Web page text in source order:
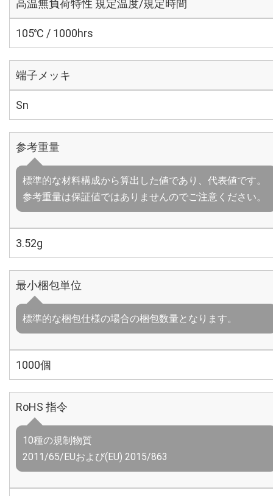
高温無負荷特性 規定温度/規定時間
105℃ / 1000hrs
端子メッキ
Sn
参考重量
標準的な材料構成から算出した値であり、代表値です。
参考重量は保証値ではありませんのでご注意ください。
3.52g
最小梱包単位
標準的な梱包仕様の場合の梱包数量となります。
1000個
RoHS 指令
10種の規制物質
2011/65/EUおよび(EU) 2015/863